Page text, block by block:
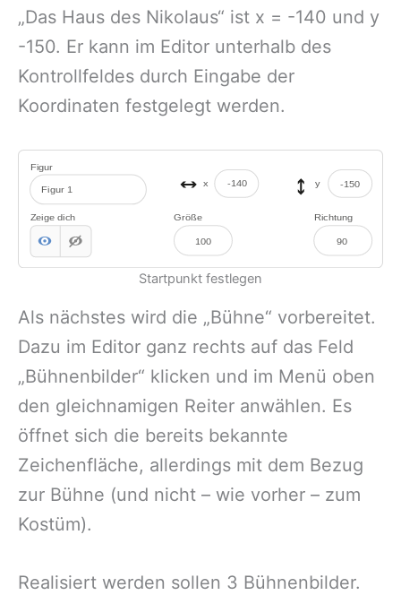
„Das Haus des Nikolaus“ ist x = -140 und y
-150. Er kann im Editor unterhalb des
Kontrollfeldes durch Eingabe der
Koordinaten festgelegt werden.
Startpunkt festlegen
Als nächstes wird die „Bühne“ vorbereitet.
Dazu im Editor ganz rechts auf das Feld
„Bühnenbilder“ klicken und im Menü oben
den gleichnamigen Reiter anwählen. Es
öffnet sich die bereits bekannte
Zeichenfläche, allerdings mit dem Bezug
zur Bühne (und nicht – wie vorher – zum
Kostüm).
Realisiert werden sollen 3 Bühnenbilder.